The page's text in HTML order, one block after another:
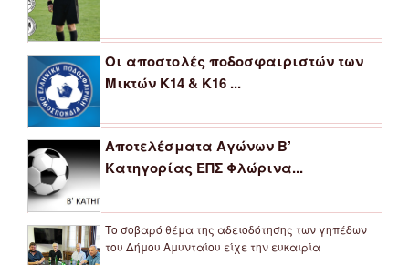
Οι αποστολές ποδοσφαιριστών των
Μικτών Κ14 & Κ16 ...
Αποτελέσματα Αγώνων Β’
Κατηγορίας ΕΠΣ Φλώρινα...
Το σοβαρό θέμα της αδειοδότησης των γηπέδων
του Δήμου Αμυνταίου είχε την ευκαιρία